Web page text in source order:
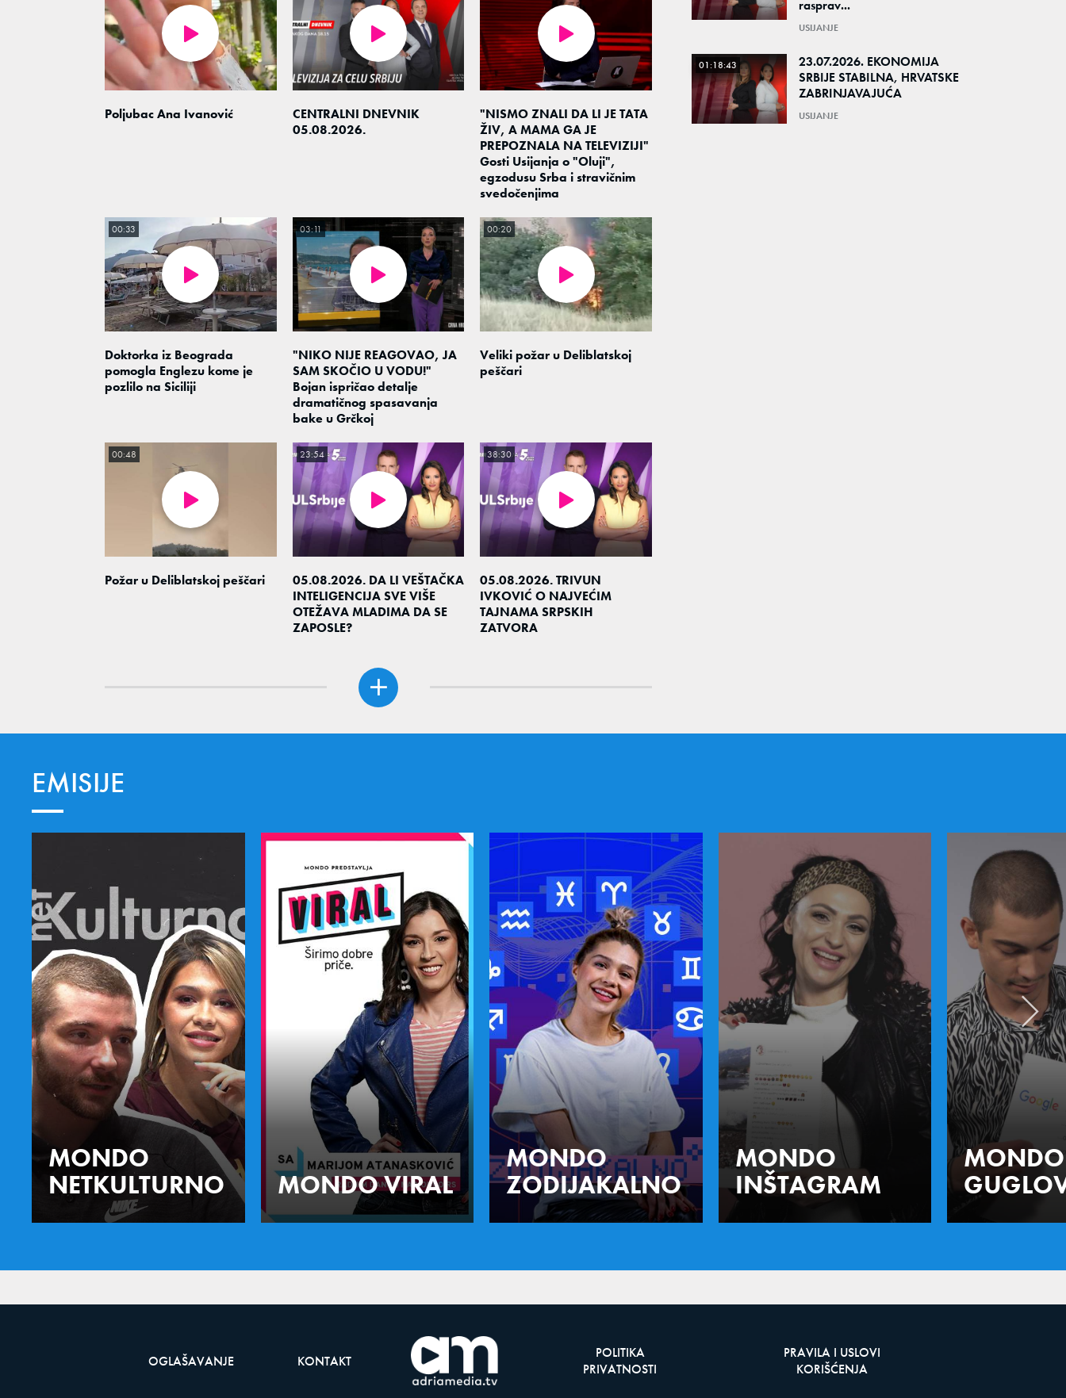
Poljubac Ana Ivanović
CENTRALNI DNEVNIK
05.08.2026.
"NISMO ZNALI DA LI JE TATA
ŽIV, A MAMA GA JE
PREPOZNALA NA TELEVIZIJI"
Gosti Usijanja o "Oluji",
egzodusu Srba i stravičnim
svedočenjima
Doktorka iz Beograda
pomogla Englezu kome je
pozlilo na Siciliji
00:33
"NIKO NIJE REAGOVAO, JA
SAM SKOČIO U VODU!"
Bojan ispričao detalje
dramatičnog spasavanja
bake u Grčkoj
03:11
Veliki požar u Deliblatskoj
peščari
00:20
Požar u Deliblatskoj peščari
00:48
05.08.2026. DA LI VEŠTAČKA
INTELIGENCIJA SVE VIŠE
OTEŽAVA MLADIMA DA SE
ZAPOSLE?
23:54
05.08.2026. TRIVUN
IVKOVIĆ O NAJVEĆIM
TAJNAMA SRPSKIH
ZATVORA
38:30
rasprav...
USIJANJE
01:18:43
23.07.2026. EKONOMIJA
SRBIJE STABILNA, HRVATSKE
ZABRINJAVAJUĆA
USIJANJE
EMISIJE
MONDO
NETKULTURNO
MONDO VIRAL
MONDO
ZODIJAKALNO
MONDO
INŠTAGRAM
MONDO
OGLAŠAVANJE KONTAKT
POLITIKA
PRIVATNOSTI
PRAVILA I USLOVI
KORIŠĆENJA